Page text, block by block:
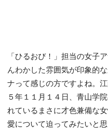
「ひるおび！」担当の女子
んわかした雰囲気が印象的
ナって感じの方ですよね。
５年１１月１４日、青山学
れているまさに才色兼備な
愛について迫ってみたいと思